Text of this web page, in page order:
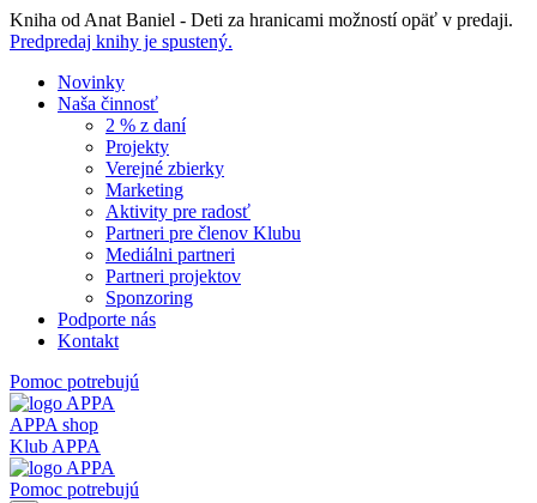
Skip
to
Kniha od Anat Baniel - Deti za hranicami možností opäť v predaji.
Predpredaj knihy je spustený.
Novinky
Naša činnosť
2 % z daní
Projekty
Verejné zbierky
Marketing
Aktivity pre radosť
Partneri pre členov Klubu
Mediálni partneri
Partneri projektov
Sponzoring
Podporte nás
Kontakt
Pomoc potrebujú
APPA shop
Klub APPA
Pomoc potrebujú